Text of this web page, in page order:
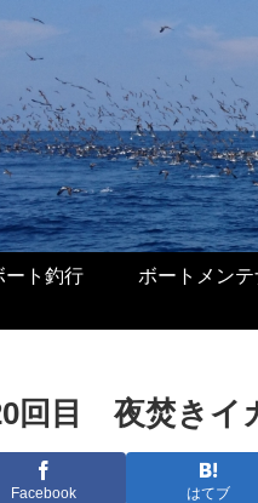
ート釣行 ボートメンテ
回目 夜焚きイ
Facebook はてブ